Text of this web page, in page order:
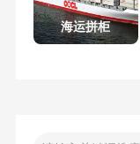
海运拼柜